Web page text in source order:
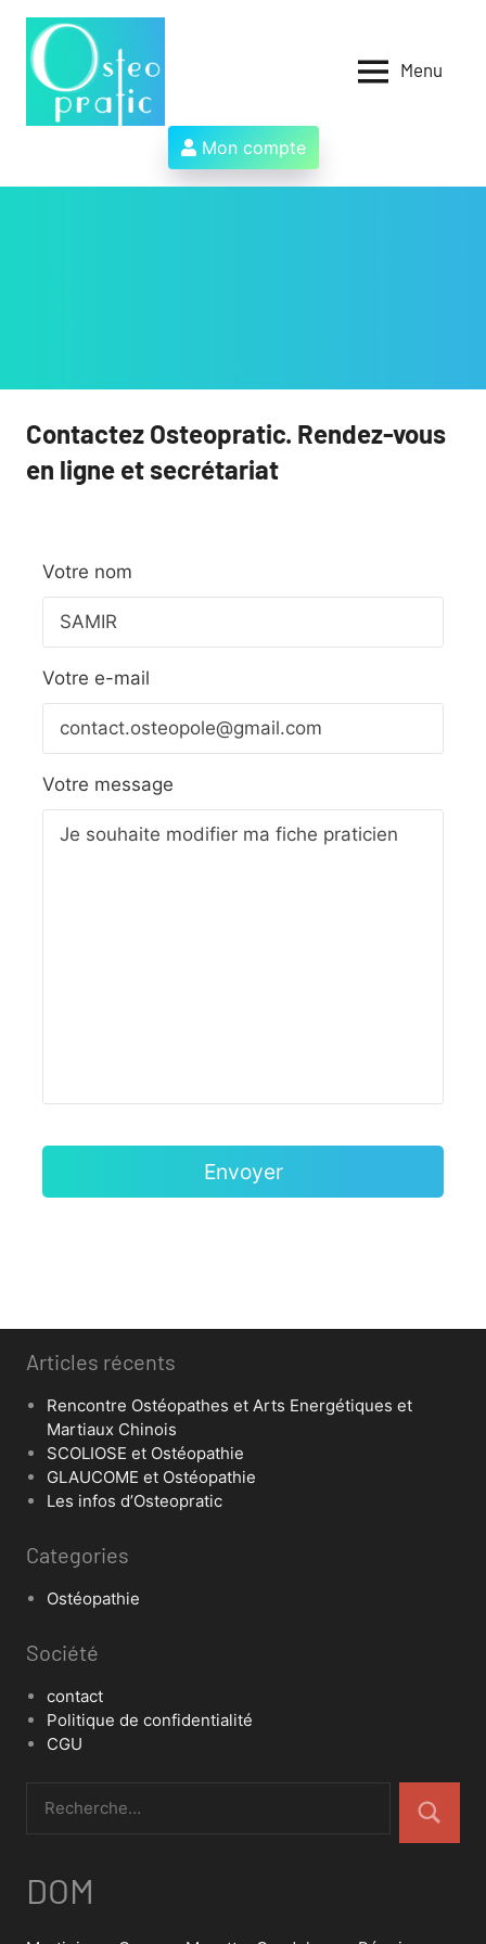
Aller
contenu
des
ostéopathes
et
Menu
Mon compte
Contactez Osteopratic. Rendez-vous
en ligne et secrétariat
Votre nom
Votre e-mail
Votre message
Articles récents
Rencontre Ostéopathes et Arts Energétiques et
Martiaux Chinois
SCOLIOSE et Ostéopathie
GLAUCOME et Ostéopathie
Les infos d’Osteopratic
Categories
Ostéopathie
Société
contact
Politique de confidentialité
CGU
DOM